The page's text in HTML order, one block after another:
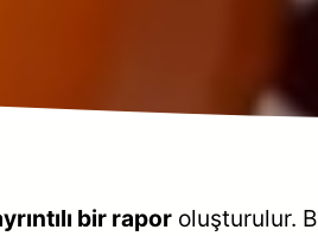
bir rapor oluşturulur.